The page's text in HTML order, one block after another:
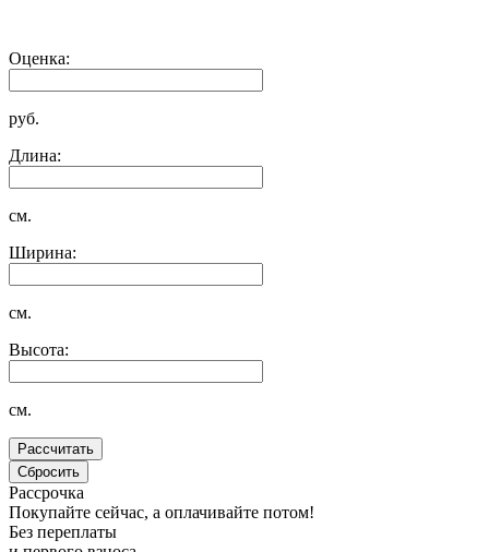
Оценка:
руб.
Длина:
см.
Ширина:
см.
Высота:
см.
Рассрочка
Покупайте сейчас, а оплачивайте потом!
Без переплаты